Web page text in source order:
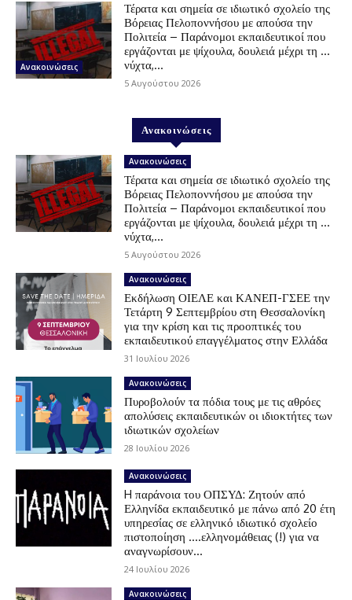
Ανακοινώσεις
Τέρατα και σημεία σε ιδιωτικό σχολείο της
Βόρειας Πελοποννήσου με απούσα την
Πολιτεία – Παράνομοι εκπαιδευτικοί που
εργάζονται με ψίχουλα, δουλειά μέχρι τη …
νύχτα,...
5 Αυγούστου 2026
Ανακοινώσεις
Ανακοινώσεις
Τέρατα και σημεία σε ιδιωτικό σχολείο της
Βόρειας Πελοποννήσου με απούσα την
Πολιτεία – Παράνομοι εκπαιδευτικοί που
εργάζονται με ψίχουλα, δουλειά μέχρι τη …
νύχτα,...
5 Αυγούστου 2026
Ανακοινώσεις
Εκδήλωση ΟΙΕΛΕ και ΚΑΝΕΠ-ΓΣΕΕ την
Τετάρτη 9 Σεπτεμβρίου στη Θεσσαλονίκη
για την κρίση και τις προοπτικές του
εκπαιδευτικού επαγγέλματος στην Ελλάδα
31 Ιουλίου 2026
Ανακοινώσεις
Πυροβολούν τα πόδια τους με τις αθρόες
απολύσεις εκπαιδευτικών οι ιδιοκτήτες των
ιδιωτικών σχολείων
28 Ιουλίου 2026
Ανακοινώσεις
H παράνοια του ΟΠΣΥΔ: Ζητούν από
Ελληνίδα εκπαιδευτικό με πάνω από 20 έτη
υπηρεσίας σε ελληνικό ιδιωτικό σχολείο
πιστοποίηση ….ελληνομάθειας (!) για να
αναγνωρίσουν...
24 Ιουλίου 2026
Ανακοινώσεις